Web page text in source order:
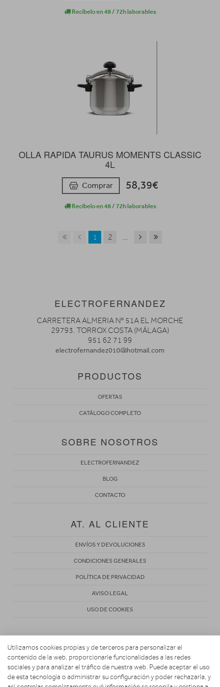
Recíbelo en 48 / 72h laborables
OLLA RAPIDA TAURUS MOMENTS CLASSIC
4L
Comprar 58,39€
Recíbelo en 48 / 72h laborables
1 2 ...
ELECTROFERNANDEZ
CARRETERA ALMERIA Nº 51A EL MORCHE
29793. TORROX COSTA (MÁLAGA)
951 62 71 99
electrofernandez010@hotmail.com
PRODUCTOS
OFERTAS
CATÁLOGO COMPLETO
SOBRE NOSOTROS
ELECTROFERNANDEZ
BLOG
CONTACTO
AT. AL CLIENTE
ENVÍOS Y DEVOLUCIONES
CONDICIONES GENERALES
POLÍTICA DE PRIVACIDAD
AVISO LEGAL
USO DE COOKIES
Utilizamos cookies propias y de terceros para personalizar el
contenido de la web, proporcionarle funcionalidades a las redes
sociales y para analizar el tráfico de nuestra web. Puede aceptar el uso
de esta tecnología o administrar su configuración y poder rechazarla, y